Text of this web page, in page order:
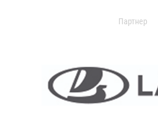
Партнер